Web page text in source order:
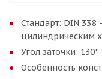
Стандарт: DIN 338
цилиндрическим
Угол заточки: 130°
Особенность